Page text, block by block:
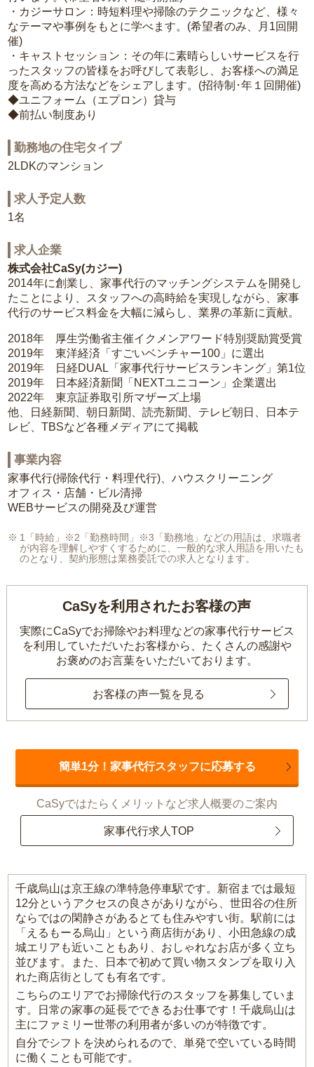
・カジーサロン：時短料理や掃除のテクニックなど、様々
なテーマや事例をもとに学べます。(希望者のみ、月1回開
催)
・キャストセッション：その年に素晴らしいサービスを行
ったスタッフの皆様をお呼びして表彰し、お客様への満足
度を高める方法などをシェアします。(招待制･年１回開催)
◆ユニフォーム（エプロン）貸与
◆前払い制度あり
勤務地の住宅タイプ
2LDKのマンション
求人予定人数
1名
求人企業
株式会社CaSy(カジー)
2014年に創業し、家事代行のマッチングシステムを開発し
たことにより、スタッフへの高時給を実現しながら、家事
代行のサービス料金を大幅に減らし、業界の革新に貢献。
2018年 厚生労働省主催イクメンアワード特別奨励賞受賞
2019年 東洋経済「すごいベンチャー100」に選出
2019年 日経DUAL「家事代行サービスランキング」第1位
2019年 日本経済新聞「NEXTユニコーン」企業選出
2022年 東京証券取引所マザーズ上場
他、日経新聞、朝日新聞、読売新聞、テレビ朝日、日本テ
レビ、TBSなど各種メディアにて掲載
事業内容
家事代行(掃除代行・料理代行)、ハウスクリーニング
オフィス・店舗・ビル清掃
WEBサービスの開発及び運営
1「時給」※2「勤務時間」※3「勤務地」などの用語は、求職者
が内容を理解しやすくするために、一般的な求人用語を用いたも
のとなり、契約形態は業務委託での求人となります。
CaSyを利用されたお客様の声
実際にCaSyでお掃除やお料理などの家事代行サービス
を利用していただいたお客様から、 たくさんの感謝や
お褒めのお言葉をいただいております。
お客様の声一覧を見る
簡単1分！家事代行スタッフに応募する
CaSyではたらくメリットなど求人概要のご案内
家事代行求人TOP
千歳烏山は京王線の準特急停車駅です。新宿までは最短
12分というアクセスの良さがありながら、世田谷の住所
ならではの閑静さがあるとても住みやすい街。駅前には
「えるもーる烏山」という商店街があり、小田急線の成
城エリアも近いこともあり、おしゃれなお店が多く立ち
並びます。また、日本で初めて買い物スタンプを取り入
れた商店街としても有名です。
こちらのエリアでお掃除代行のスタッフを募集していま
す。日常の家事の延長でできるお仕事です！千歳烏山は
主にファミリー世帯の利用者が多いのが特徴です。
自分でシフトを決められるので、単発で空いている時間
に働くことも可能です。